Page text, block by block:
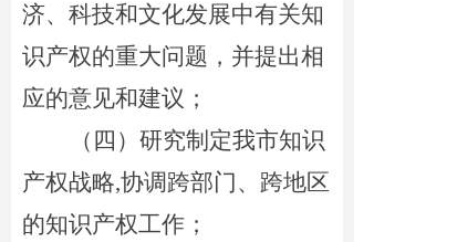
济、科技和文化发展中有关知
识产权的重大问题，并提出相
应的意见和建议；
（四）研究制定我市知识
产权战略,协调跨部门、跨地区
的知识产权工作；